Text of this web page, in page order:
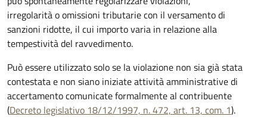
irregolarità o omissioni tributarie con il versamento di
sanzioni ridotte, il cui importo varia in relazione alla
tempestività del ravvedimento.
Può essere utilizzato solo se la violazione non sia già stata
contestata e non siano iniziate attività amministrative di
accertamento comunicate formalmente al contribuente
(Decreto legislativo 18/12/1997, n. 472, art. 13, com. 1).